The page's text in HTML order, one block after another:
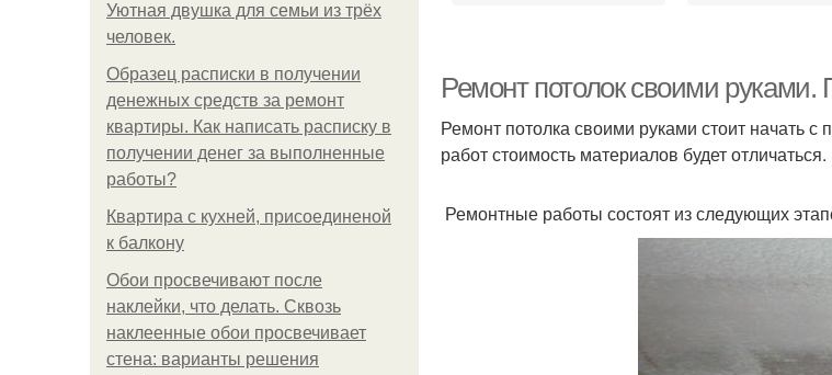
Уютная двушка для семьи из трёх
человек.
Образец расписки в получении
денежных средств за ремонт
квартиры. Как написать расписку в
получении денег за выполненные
работы?
Квартира с кухней, присоединеной
к балкону
Обои просвечивают после
наклейки, что делать. Сквозь
наклеенные обои просвечивает
стена: варианты решения
Ремонт потолок своими
Ремонт потолка своими руками стоит начать
работ стоимость материалов будет отличаться.
Ремонтные работы состоят из следующих